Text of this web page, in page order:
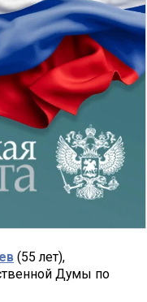
(55 лет),
Думы по